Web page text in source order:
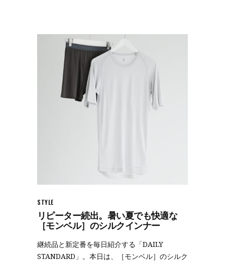
STYLE
リピーター続出。暑い夏でも快適な
［モンベル］のシルクインナー
継続品と新定番を毎日紹介する「DAILY
STANDARD」。本日は、［モンベル］のシルク